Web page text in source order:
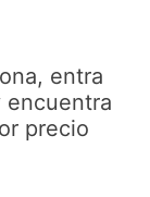
entra
encuentra
precio